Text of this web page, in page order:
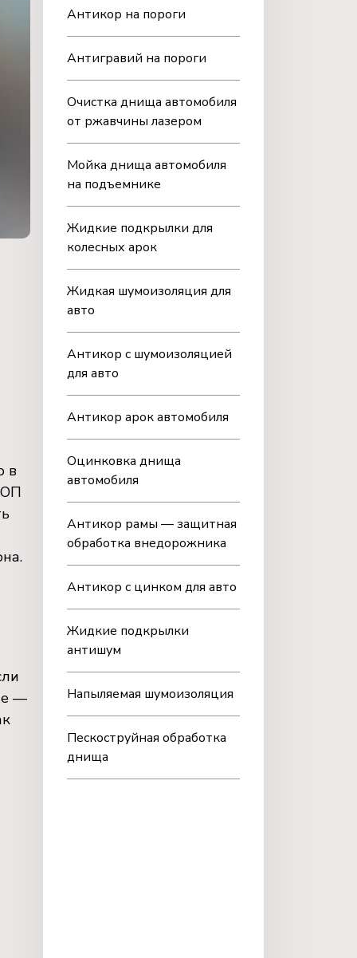
в
—
Антикор на пороги
Антигравий на пороги
Очистка днища автомобиля
от ржавчины лазером
Мойка днища автомобиля
на подъемнике
Жидкие подкрылки для
колесных арок
Жидкая шумоизоляция для
авто
Антикор с шумоизоляцией
для авто
Антикор арок автомобиля
Оцинковка днища
автомобиля
Антикор рамы — защитная
обработка внедорожника
Антикор с цинком для авто
Жидкие подкрылки
антишум
Напыляемая шумоизоляция
Пескоструйная обработка
днища